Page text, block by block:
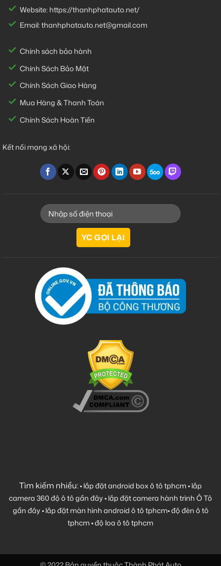
Website: https://thanhphatauto.net/
Email:thanhphatauto.net@gmail.com
Chính sách bảo hành
Chính Sách Bảo Mật
Chính Sách Giao Hàng
Mua Hàng & Thanh Toán
Chính Sách Hoàn Tiền
Kết nối mạng xã hội:
Tìm kiếm nhiều:•lắp đặt android box ô tô tphcm•lắp
camera 360 độ ô tô gần đây•lắp đặt camera hành trình Ô Tô
gần đây•lắp đặt màn hình android ô tô tphcm•độ đèn ô tô
tphcm•độ loa ô tô tphcm